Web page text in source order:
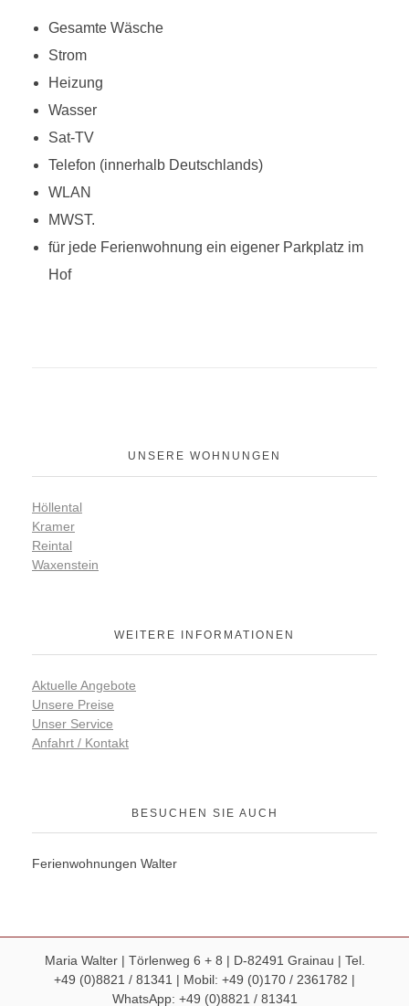
Gesamte Wäsche
Strom
Heizung
Wasser
Sat-TV
Telefon (innerhalb Deutschlands)
WLAN
MWST.
für jede Ferienwohnung ein eigener Parkplatz im
Hof
UNSERE WOHNUNGEN
Höllental
Kramer
Reintal
Waxenstein
WEITERE INFORMATIONEN
Aktuelle Angebote
Unsere Preise
Unser Service
Anfahrt / Kontakt
BESUCHEN SIE AUCH
Ferienwohnungen Walter
Maria Walter | Törlenweg 6 + 8 | D-82491 Grainau | Tel.
+49 (0)8821 / 81341 | Mobil: +49 (0)170 / 2361782 |
WhatsApp: +49 (0)8821 / 81341